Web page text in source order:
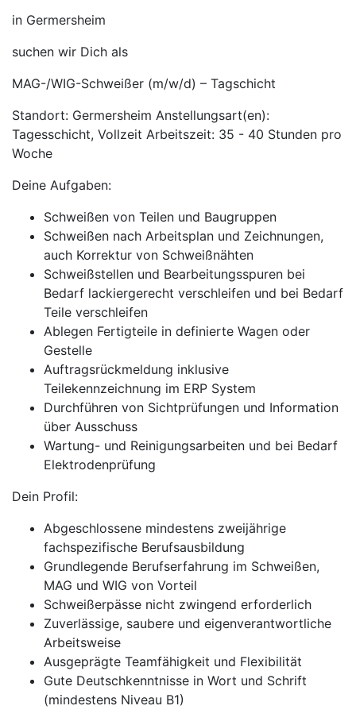
in Germersheim
suchen wir Dich als
MAG-/WIG-Schweißer (m/w/d) – Tagschicht
Standort: Germersheim Anstellungsart(en):
Tagesschicht, Vollzeit Arbeitszeit: 35 - 40 Stunden pro
Woche
Deine Aufgaben:
Schweißen von Teilen und Baugruppen
Schweißen nach Arbeitsplan und Zeichnungen,
auch Korrektur von Schweißnähten
Schweißstellen und Bearbeitungsspuren bei
Bedarf lackiergerecht verschleifen und bei Bedarf
Teile verschleifen
Ablegen Fertigteile in definierte Wagen oder
Gestelle
Auftragsrückmeldung inklusive
Teilekennzeichnung im ERP System
Durchführen von Sichtprüfungen und Information
über Ausschuss
Wartung- und Reinigungsarbeiten und bei Bedarf
Elektrodenprüfung
Dein Profil:
Abgeschlossene mindestens zweijährige
fachspezifische Berufsausbildung
Grundlegende Berufserfahrung im Schweißen,
MAG und WIG von Vorteil
Schweißerpässe nicht zwingend erforderlich
Zuverlässige, saubere und eigenverantwortliche
Arbeitsweise
Ausgeprägte Teamfähigkeit und Flexibilität
Gute Deutschkenntnisse in Wort und Schrift
(mindestens Niveau B1)